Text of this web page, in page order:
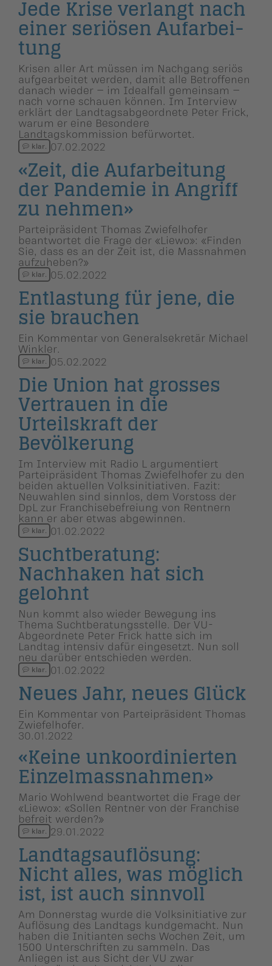
Jede Krise verlangt nach
einer seriösen Aufarbei­
tung
Krisen aller Art müssen im Nachgang seriös
aufgearbeitet werden, damit alle Betroffenen
danach wieder – im Idealfall gemeinsam –
nach vorne schauen können. Im Interview
erklärt der Landtagsabgeordnete Peter Frick,
warum er eine Besondere
Landtagskommission befürwortet.
klar. 07.02.2022
«Zeit, die Aufarbei­tung
der Pandemie in Angriff
zu nehmen»
Parteipräsident Thomas Zwiefelhofer
beantwortet die Frage der «Liewo»: «Finden
Sie, dass es an der Zeit ist, die Massnahmen
aufzuheben?»
klar. 05.02.2022
Entlastung für jene, die
sie brauchen
Ein Kommentar von Generalsekretär Michael
Winkler.
klar. 05.02.2022
Die Union hat grosses
Vertrauen in die
Urteilskraft der
Bevölkerung
Im Interview mit Radio L argumentiert
Parteipräsident Thomas Zwiefelhofer zu den
beiden aktuellen Volksinitiativen. Fazit:
Neuwahlen sind sinnlos, dem Vorstoss der
DpL zur Franchisebefreiung von Rentnern
kann er aber etwas abgewinnen.
klar. 01.02.2022
Suchtbera­tung:
Nachhaken hat sich
gelohnt
Nun kommt also wieder Bewegung ins
Thema Suchtberatungsstelle. Der VU-
Abgeordnete Peter Frick hatte sich im
Landtag intensiv dafür eingesetzt. Nun soll
neu darüber entschieden werden.
klar. 01.02.2022
Neues Jahr, neues Glück
Ein Kommentar von Parteipräsident Thomas
Zwiefelhofer.
30.01.2022
«Keine unkoordi­nierten
Einzelmass­nahmen»
Mario Wohlwend beantwortet die Frage der
«Liewo»: «Sollen Rentner von der Franchise
befreit werden?»
klar. 29.01.2022
Landtags­auf­lö­sung:
Nicht alles, was möglich
ist, ist auch sinnvoll
Am Donnerstag wurde die Volksinitiative zur
Auflösung des Landtags kundgemacht. Nun
haben die Initianten sechs Wochen Zeit, um
1500 Unterschriften zu sammeln. Das
Anliegen ist aus Sicht der VU zwar